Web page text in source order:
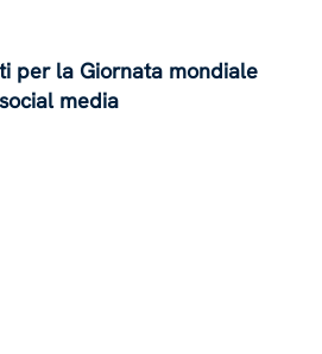
per la Giornata mondiale
media